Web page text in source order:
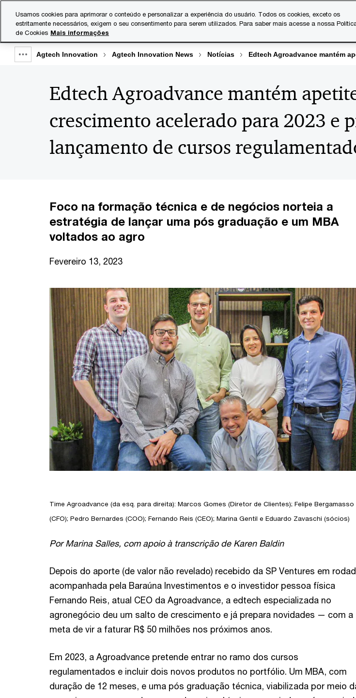
content
footer
Serviços
Show
breadcrumb
Agtech Innovation Agtech Innovation News Notícias Edtech Agroadvance mantém
Edtech Agroadvance mantém
crescimento acelerado para 2023 e
lançamento de cursos
Foco na formação técnica e de negócios norteia a
estratégia de lançar uma pós graduação e um MBA
voltados ao agro
Fevereiro 13, 2023
Time Agroadvance (da esq. para direita): Marcos Gomes (Diretor de Clientes); Felipe Bergamasso
(CFO); Pedro Bernardes (COO); Fernando Reis (CEO); Marina Gentil e Eduardo Zavaschi (sócios)
Por Marina Salles, com apoio à transcrição de Karen Baldin
Depois do aporte (de valor não revelado) recebido da SP Ventures em
acompanhada pela Baraúna Investimentos e o investidor pessoa física
Fernando Reis, atual CEO da Agroadvance, a edtech especializada no
agronegócio deu um salto de crescimento e já prepara novidades — com a
meta de vir a faturar R$ 50 milhões nos próximos anos.
Em 2023, a Agroadvance pretende entrar no ramo dos cursos
regulamentados e incluir dois novos produtos no portfólio. Um MBA, com
duração de 12 meses, e uma pós graduação técnica, viabilizada por meio
Usamos cookies para aprimorar o conteúdo e personalizar a experiência do usuário. Todos os cookies, exceto os
estritamente necessários, exigem o seu consentimento para serem utilizados. Para saber mais acesse a nossa
de Cookies Mais informações